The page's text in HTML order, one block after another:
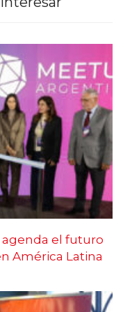
agenda el futuro
América Latina